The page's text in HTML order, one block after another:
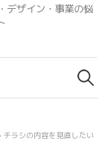
デザイン・事業の悩
検
索:
チラシの内容を見直したい